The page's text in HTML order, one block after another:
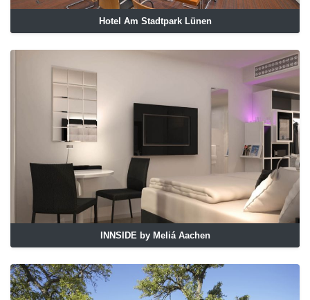
Hotel Am Stadtpark Lünen
INNSIDE by Meliá Aachen